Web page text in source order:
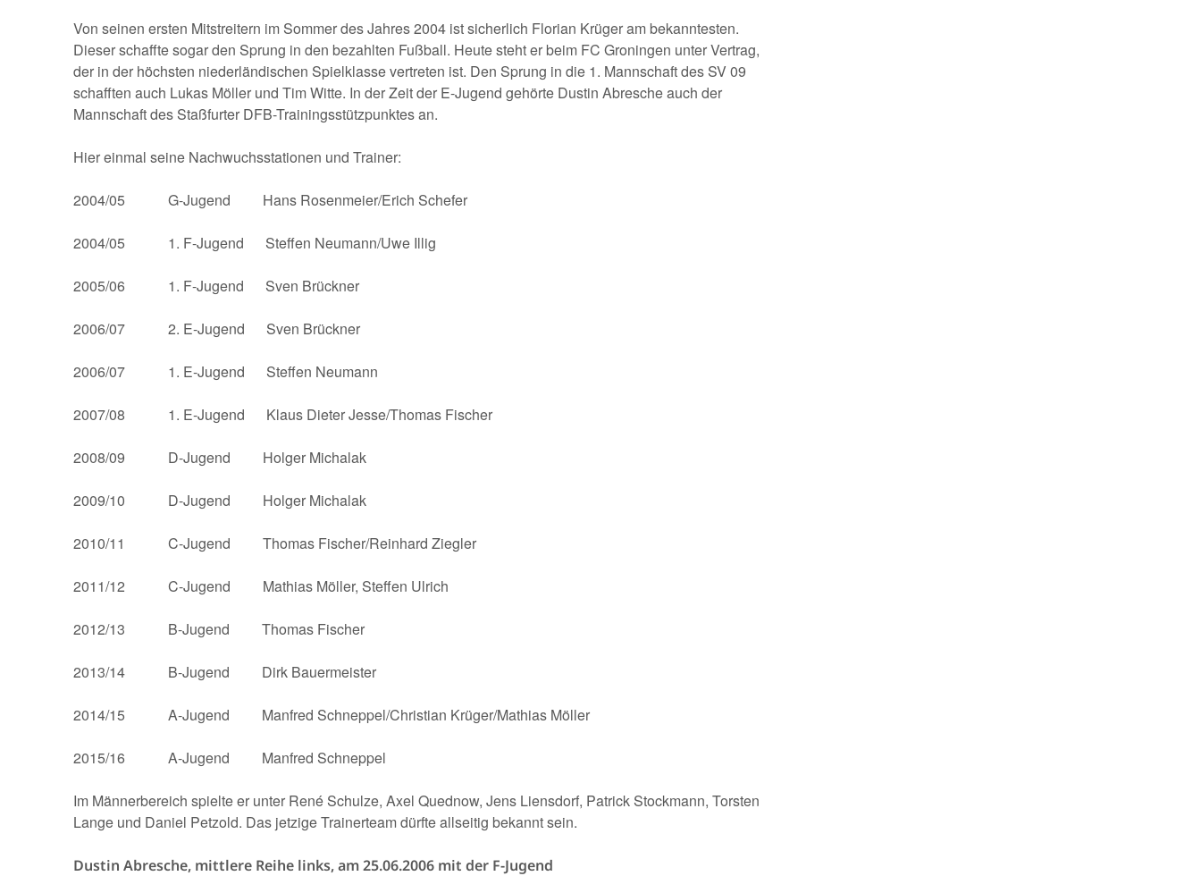
Von seinen ersten Mitstreitern im Sommer des Jahres 2004 ist sicherlich Florian Krüger am bekanntesten.
Dieser schaffte sogar den Sprung in den bezahlten Fußball. Heute steht er beim FC Groningen unter Vertrag,
der in der höchsten niederländischen Spielklasse vertreten ist. Den Sprung in die 1. Mannschaft des SV 09
schafften auch Lukas Möller und Tim Witte. In der Zeit der E-Jugend gehörte Dustin Abresche auch der
Mannschaft des Staßfurter DFB-Trainingsstützpunktes an.
Hier einmal seine Nachwuchsstationen und Trainer:
2004/05 G-Jugend Hans Rosenmeier/Erich Schefer
2004/05 1. F-Jugend Steffen Neumann/Uwe Illig
2005/06 1. F-Jugend Sven Brückner
2006/07 2. E-Jugend Sven Brückner
2006/07 1. E-Jugend Steffen Neumann
2007/08 1. E-Jugend Klaus Dieter Jesse/Thomas Fischer
2008/09 D-Jugend Holger Michalak
2009/10 D-Jugend Holger Michalak
2010/11 C-Jugend Thomas Fischer/Reinhard Ziegler
2011/12 C-Jugend Mathias Möller, Steffen Ulrich
2012/13 B-Jugend Thomas Fischer
2013/14 B-Jugend Dirk Bauermeister
2014/15 A-Jugend Manfred Schneppel/Christian Krüger/Mathias Möller
2015/16 A-Jugend Manfred Schneppel
Im Männerbereich spielte er unter René Schulze, Axel Quednow, Jens Liensdorf, Patrick Stockmann, Torsten
Lange und Daniel Petzold. Das jetzige Trainerteam dürfte allseitig bekannt sein.
Dustin Abresche, mittlere Reihe links, am 25.06.2006 mit der F-Jugend